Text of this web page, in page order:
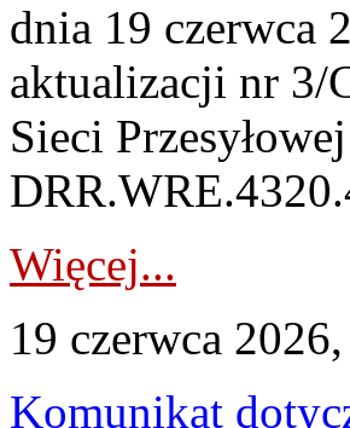
dnia 19 czerwca
aktualizacji nr 3/
Sieci
Więcej...
19 czerwca
Komunikat